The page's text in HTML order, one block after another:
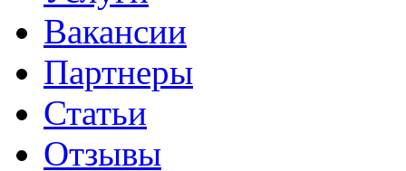
Вакансии
Партнеры
Статьи
Отзывы